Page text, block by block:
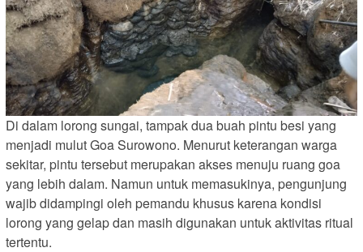
Di dalam lorong sungai, tampak dua buah pintu besi yang
menjadi mulut Goa Surowono. Menurut keterangan warga
sekitar, pintu tersebut merupakan akses menuju ruang goa
yang lebih dalam. Namun untuk memasukinya, pengunjung
wajib didampingi oleh pemandu khusus karena kondisi
lorong yang gelap dan masih digunakan untuk aktivitas ritual
tertentu.